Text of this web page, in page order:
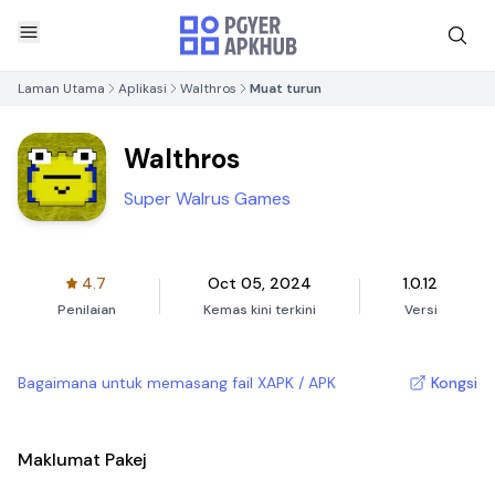
Laman Utama Aplikasi Walthros Muat turun
Walthros
Super Walrus Games
4.7
Penilaian
Oct 05, 2024
Kemas kini terkini
1.0.12
Versi
Bagaimana untuk memasang fail XAPK / APK Kongsi
Maklumat Pakej